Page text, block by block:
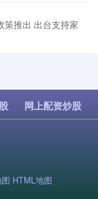
策推出 出台支持家
网上配资炒股
HTML地图